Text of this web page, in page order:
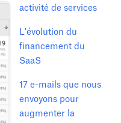
activité de services
L'évolution du
financement du
SaaS
17 e-mails que nous
envoyons pour
augmenter la